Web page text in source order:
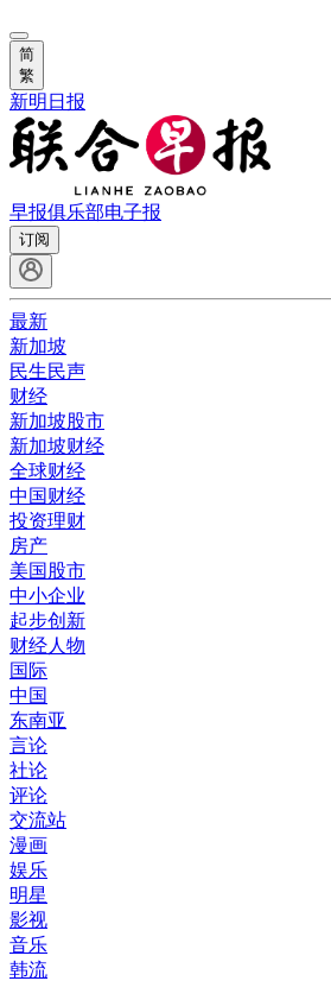
简
繁
新明日报
早报俱乐部电子报
订阅
最新
新加坡
民生民声
财经
新加坡股市
新加坡财经
全球财经
中国财经
投资理财
房产
美国股市
中小企业
起步创新
财经人物
国际
中国
东南亚
言论
社论
评论
交流站
漫画
娱乐
明星
影视
音乐
韩流